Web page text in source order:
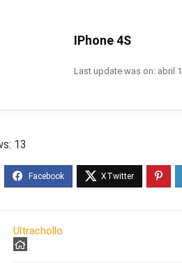
IPhone 4S
Last update was on: abril
13
Ultrachollo